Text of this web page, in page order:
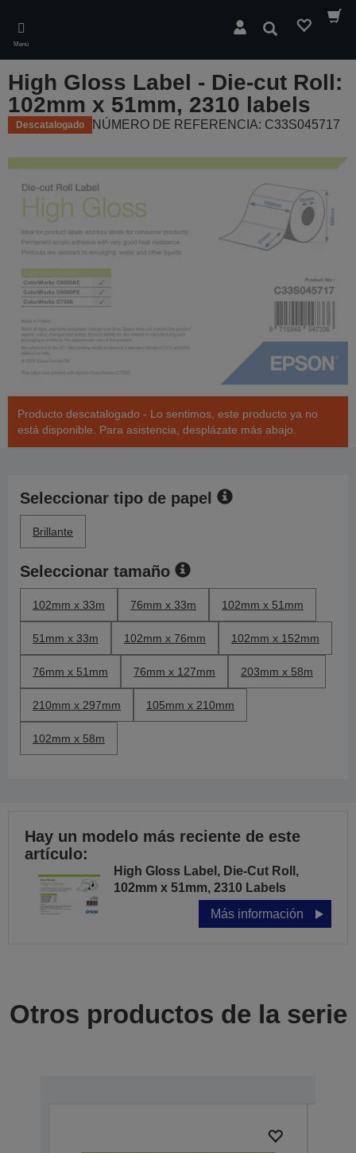
main
content
Menú
Buscar
High Gloss Label - Die-cut Roll:
102mm x 51mm, 2310 labels
Descatalogado NÚMERO DE REFERENCIA: C33S045717
Producto descatalogado - Lo sentimos, este producto ya no
está disponible. Para asistencia, desplázate más abajo.
Seleccionar tipo de papel
Brillante
Seleccionar tamaño
102mm x 33m 76mm x 33m 102mm x 51mm
51mm x 33m 102mm x 76mm 102mm x 152mm
76mm x 51mm 76mm x 127mm 203mm x 58m
210mm x 297mm 105mm x 210mm
102mm x 58m
Hay un modelo más reciente de este
artículo:
High Gloss Label, Die-Cut Roll,
102mm x 51mm, 2310 Labels
Más información
Otros productos de la serie